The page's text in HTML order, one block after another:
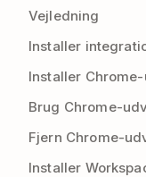
Vejledning
Installer
Installer
Brug Chrome-
Fjern Chrome-
Installer